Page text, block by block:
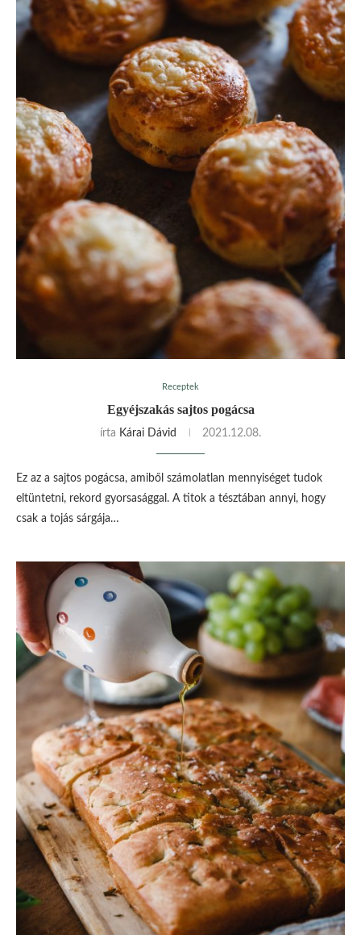
Receptek
Egyéjszakás sajtos pogácsa
írta Kárai Dávid 2021.12.08.
Ez az a sajtos pogácsa, amiből számolatlan mennyiséget tudok
eltüntetni, rekord gyorsasággal. A titok a tésztában annyi, hogy
csak a tojás sárgája…